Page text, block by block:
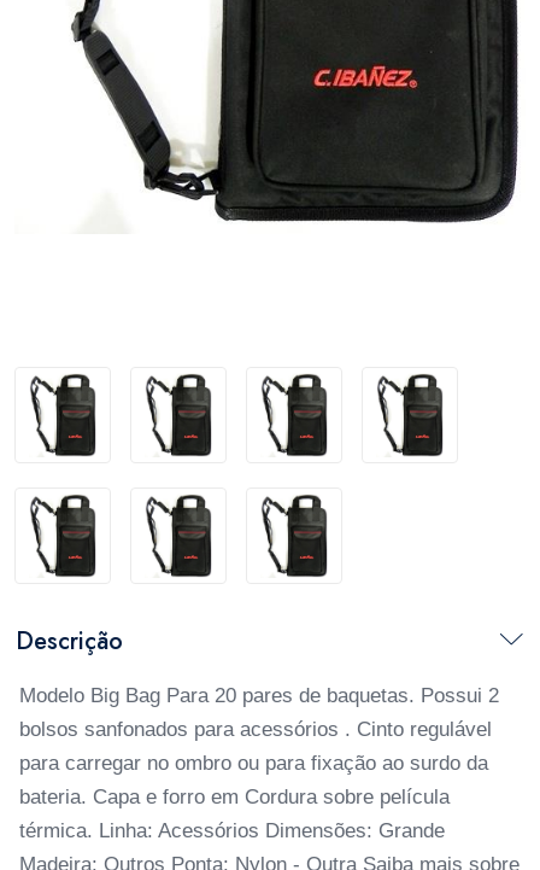
Descrição
Modelo Big Bag Para 20 pares de baquetas. Possui 2
bolsos sanfonados para acessórios . Cinto regulável
para carregar no ombro ou para fixação ao surdo da
bateria. Capa e forro em Cordura sobre película
térmica. Linha: Acessórios Dimensões: Grande
Madeira: Outros Ponta: Nylon - Outra Saiba mais sobre